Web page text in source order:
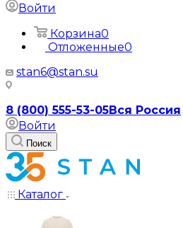
Войти
Корзина0
Отложенные0
stan6@stan.su
8 (800) 555-53-05Вся Россия
Войти
Поиск
Каталог